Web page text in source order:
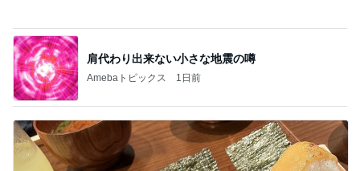
肩代わり出来ない小さな地震の噂
Amebaトピックス 1日前